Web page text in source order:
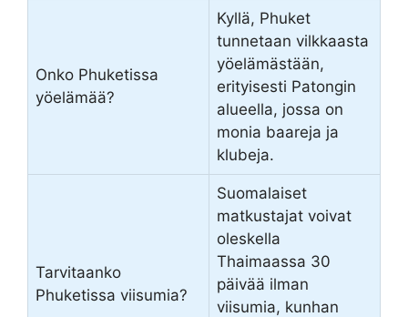
Onko Phuketissa
yöelämää?
Kyllä, Phuket
tunnetaan vilkkaasta
yöelämästään,
erityisesti Patongin
alueella, jossa on
monia baareja ja
klubeja.
Tarvitaanko
Phuketissa viisumia?
Suomalaiset
matkustajat voivat
oleskella
Thaimaassa 30
päivää ilman
viisumia, kunhan